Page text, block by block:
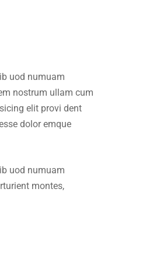
uod numuam
nostrum ullam cum
elit provi dent
dolor emque
uod numuam
montes,